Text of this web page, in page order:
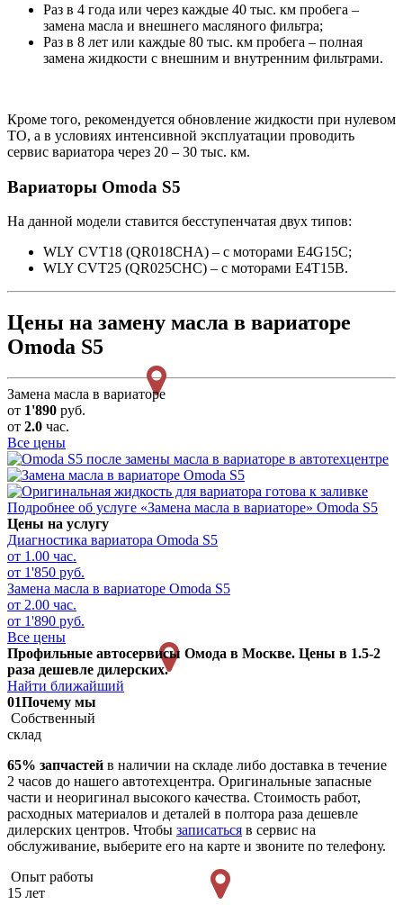
Раз в 4 года или через каждые 40 тыс. км пробега –
замена масла и внешнего масляного фильтра;
Раз в 8 лет или каждые 80 тыс. км пробега – полная
замена жидкости с внешним и внутренним фильтрами.
Кроме того, рекомендуется обновление жидкости при нулевом
ТО, а в условиях интенсивной эксплуатации проводить
сервис вариатора через 20 – 30 тыс. км.
Вариаторы Omoda S5
На данной модели ставится бесступенчатая двух типов:
WLY CVT18 (QR018CHA) – с моторами E4G15C;
WLY CVT25 (QR025CHC) – с моторами E4T15B.
Цены на замену масла в вариаторе
Omoda S5
Замена масла в вариаторе
от 1'890 руб.
от 2.0 час.
Все цены
Подробнее об услуге «Замена масла в вариаторе» Omoda S5
Цены на услугу
Диагностика вариатора Omoda S5
от 1.00 час.
от 1'850 руб.
Замена масла в вариаторе Omoda S5
от 2.00 час.
от 1'890 руб.
Все цены
Профильные автосервисы Омода в Москве. Цены в 1.5-2
раза дешевле дилерских.
Найти ближайший
01Почему мы
Собственный
склад
65% запчастей в наличии на складе либо доставка в течение
2 часов до нашего автотехцентра. Оригинальные запасные
части и неоригинал высокого качества. Стоимость работ,
расходных материалов и деталей в полтора раза дешевле
дилерских центров. Чтобы записаться в сервис на
обслуживание, выберите его на карте и звоните по телефону.
Опыт работы
15 лет